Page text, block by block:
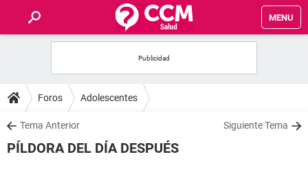
MENU
FOROS
SALUD
Foros Adolescentes
Tema Anterior Siguiente Tema
PÍLDORA DEL DÍA DESPUÉS